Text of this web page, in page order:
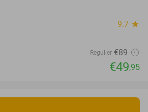
9.7 star
Regulier €89
€49,95